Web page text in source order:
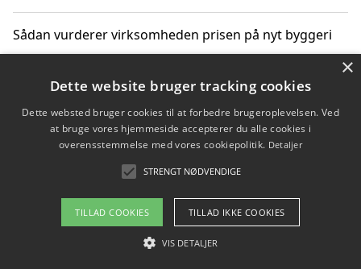
Sådan vurderer virksomheden prisen på nyt byggeri
Sådan får du hjælp til en hjemmeside uden binding
Copyright 2026 - Pilanto Aps
Om / kontakt
Blog Betingelser
×
Dette website bruger tracking cookies
Dette websted bruger cookies til at forbedre brugeroplevelsen. Ved
at bruge vores hjemmeside accepterer du alle cookies i
overensstemmelse med vores cookiepolitik. Detaljer
STRENGT NØDVENDIGE
TILLAD COOKIES TILLAD IKKE COOKIES
VIS DETALJER